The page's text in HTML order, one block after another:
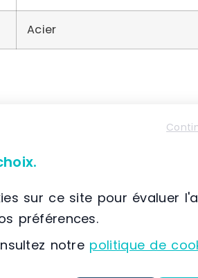
Acier
GRAPHIT
, une solution
de tubes et de
deGRAPHITcouvrent une
sur ce site pour évaluer
préférences.
notre politique de